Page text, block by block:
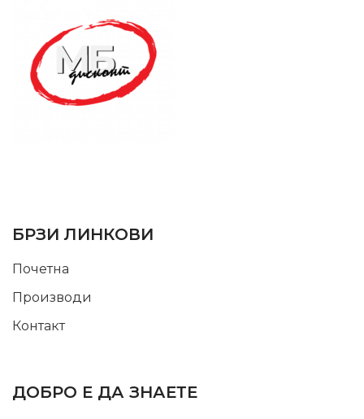
БРЗИ ЛИНКОВИ
Почетна
Производи
Контакт
ДОБРО Е ДА ЗНАЕТЕ